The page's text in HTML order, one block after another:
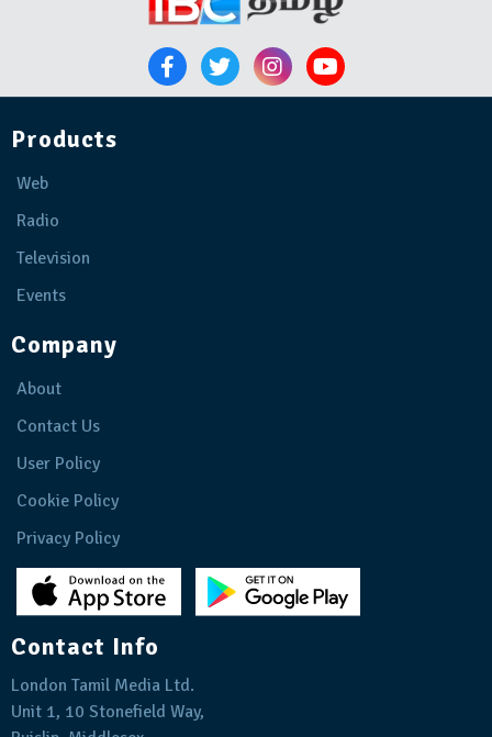
Products
Web
Radio
Television
Events
Company
About
Contact Us
User Policy
Cookie Policy
Privacy Policy
Contact Info
London Tamil Media Ltd.
Unit 1, 10 Stonefield Way,